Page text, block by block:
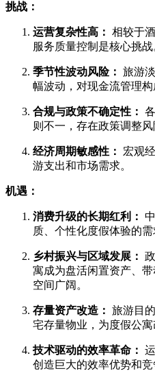
挑战：
运营复杂性高： 相较于
服务质量控制是核心挑战
季节性波动风险： 旅游
幅波动，对现金流管理构
合规与政策不确定性：
则不一，存在政策调整风
经济周期敏感性：
宏观
游支出和市场需求。
机遇：
消费升级的长期红利：
质、个性化度假体验的需
乡村振兴与区域发展：
寓成为盘活闲置资产、
空间广阔。
存量资产改造： 旅游目
宅存量物业，为度假公寓
技术驱动的效率革命：
创造巨大的效率优势和竞